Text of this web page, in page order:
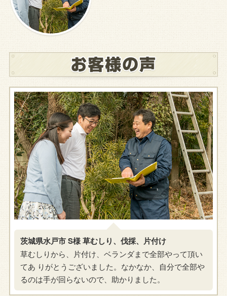
茨城県水戸市 S様 草むしり、伐採、片付け
草むしりから、片付け、ベランダまで全部やって頂い
てあ りがとうございました。なかなか、自分で全部や
るのは手が回らないので、助かりました。